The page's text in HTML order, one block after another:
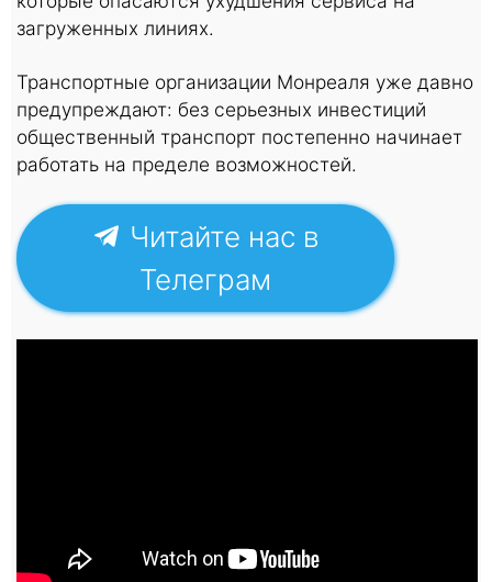
загруженных линиях.
Транспортные организации Монреаля уже давно
предупреждают: без серьезных инвестиций
общественный транспорт постепенно начинает
работать на пределе возможностей.
Читайте нас в
Телеграм